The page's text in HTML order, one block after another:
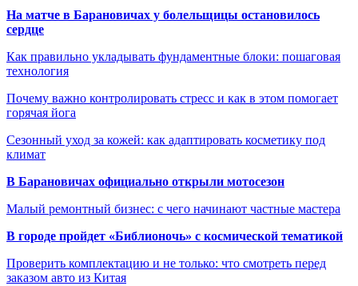
На матче в Барановичах у болельщицы остановилось
сердце
Как правильно укладывать фундаментные блоки: пошаговая
технология
Почему важно контролировать стресс и как в этом помогает
горячая йога
Сезонный уход за кожей: как адаптировать косметику под
климат
В Барановичах официально открыли мотосезон
Малый ремонтный бизнес: с чего начинают частные мастера
В городе пройдет «Библионочь» с космической тематикой
Проверить комплектацию и не только: что смотреть перед
заказом авто из Китая